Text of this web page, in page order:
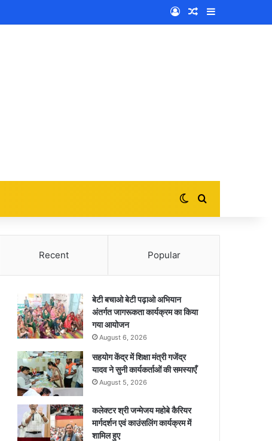
Log InRandom Article
Switch skin
Recent Popular
बेटी बचाओ बेटी पढ़ाओ अभियान
अंतर्गत जागरूकता कार्यक्रम का किया
गया आयोजन
August 6, 2026
सहयोग केंद्र में शिक्षा मंत्री गजेंद्र
यादव ने सुनी कार्यकर्ताओं की समस्याएँ
August 5, 2026
कलेक्टर श्री जन्मेजय महोबे कैरियर
मार्गदर्शन एवं काउंसलिंग कार्यक्रम में
शामिल हुए